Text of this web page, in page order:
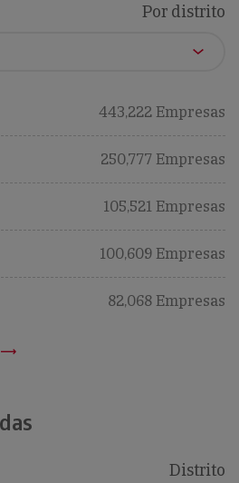
Por distrito
443,222 Empresas
250,777 Empresas
105,521 Empresas
100,609 Empresas
82,068 Empresas
Distrito